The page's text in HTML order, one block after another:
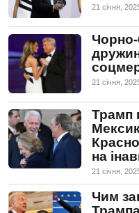
21 сiчня,
Чорно-
21 сiчня,
Трамп
на
21 сiчня,
Чим